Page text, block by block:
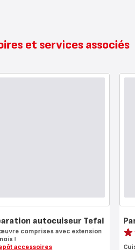
et services associés
autocuiseur Tefal
comprises avec extension
!
accessoires
Note